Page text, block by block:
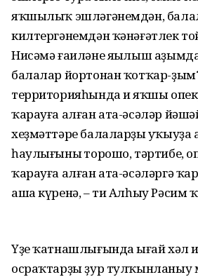
яҡшылыҡ эшләгәнемдән,
килтергәнемдән ҡәнәғәтлек
Нисәмә ғаиләне яңылыш
балалар йортонан ҡотҡар-
территорияһында иң яҡшы
ҡарауға алған ата-әсәләр
хеҙмәттәре балаларҙың уҡыуҙа
һаулығының торошо, тәртибе,
ҡарауға алған ата-әсәләргә
аша күренә, – ти Алһыу Рәсим
Үҙе ҡатнашлығында ыңғай хәл
осраҡтарҙы ҙур тулҡынланыу